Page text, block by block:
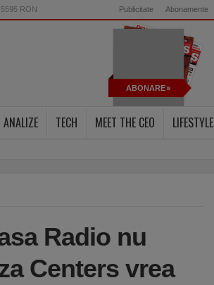
RON Publicitate Abonamente
ABONARE
ANALIZE TECH MEET THE CEO LIFESTYLE
Radio nu
Centers vrea